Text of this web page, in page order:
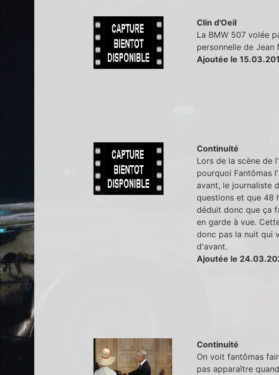
Clin d'Oeil
La BMW 507 volée
personnelle de Jean
Ajoutée le
Continuité
Lors de la scène de
pourquoi Fantômas
avant, le journaliste
questions et que 48
déduit donc que ça
en garde à vue.
donc pas la nuit qui
d'avant.
Ajoutée le
Continuité
On voit fantômas
pas apparaître